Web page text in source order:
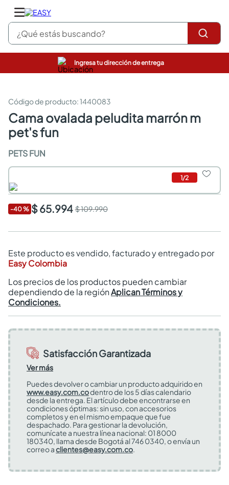
¿Qué estás buscando?
Ingresa tu dirección de entrega
:1440083
cama ovalada peludita marrón m
pet's fun
PETS FUN
1/2
-40% $ 65.994$ 109.990
Este producto es vendido, facturado y entregado por
Easy Colombia
Los precios de los productos pueden cambiar
dependiendo de la regiónAplican Términos y
Condiciones.
Satisfacción Garantizada
Ver más
Puedes devolver o cambiar un producto adquirido en
www.easy.com.codentro de los 5 días calendario
desde la entrega. El artículo debe encontrarse en
condiciones óptimas: sin uso, con accesorios
completos y en el mismo empaque que fue
despachado. Para gestionar la devolución,
comunícate a nuestra línea nacional: 01 8000
180340, llama desde Bogotá al 746 0340, o envía un
correo aclientes@easy.com.co.
pinturas
sanitarios
comedor
escritorio
armarios closet
comedores